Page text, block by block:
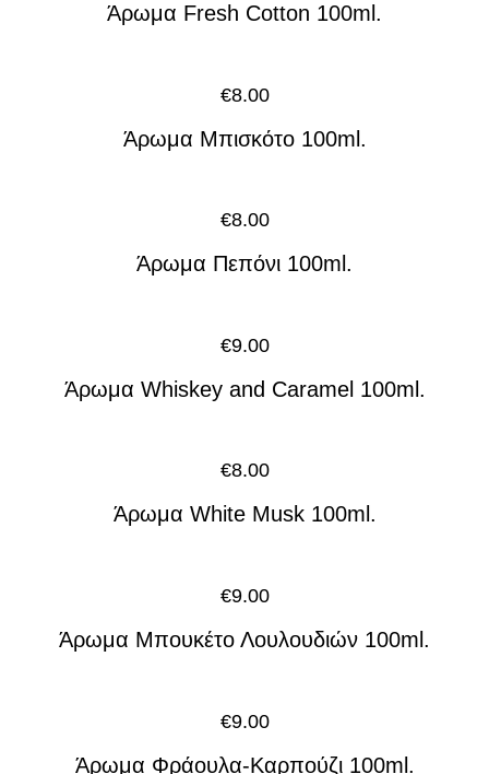
Άρωμα Fresh Cotton 100ml.
€8.00
Άρωμα Μπισκότο 100ml.
€8.00
Άρωμα Πεπόνι 100ml.
€9.00
Άρωμα Whiskey and Caramel 100ml.
€8.00
Άρωμα White Musk 100ml.
€9.00
Άρωμα Μπουκέτο Λουλουδιών 100ml.
€9.00
Άρωμα Φράουλα-Καρπούζι 100ml.